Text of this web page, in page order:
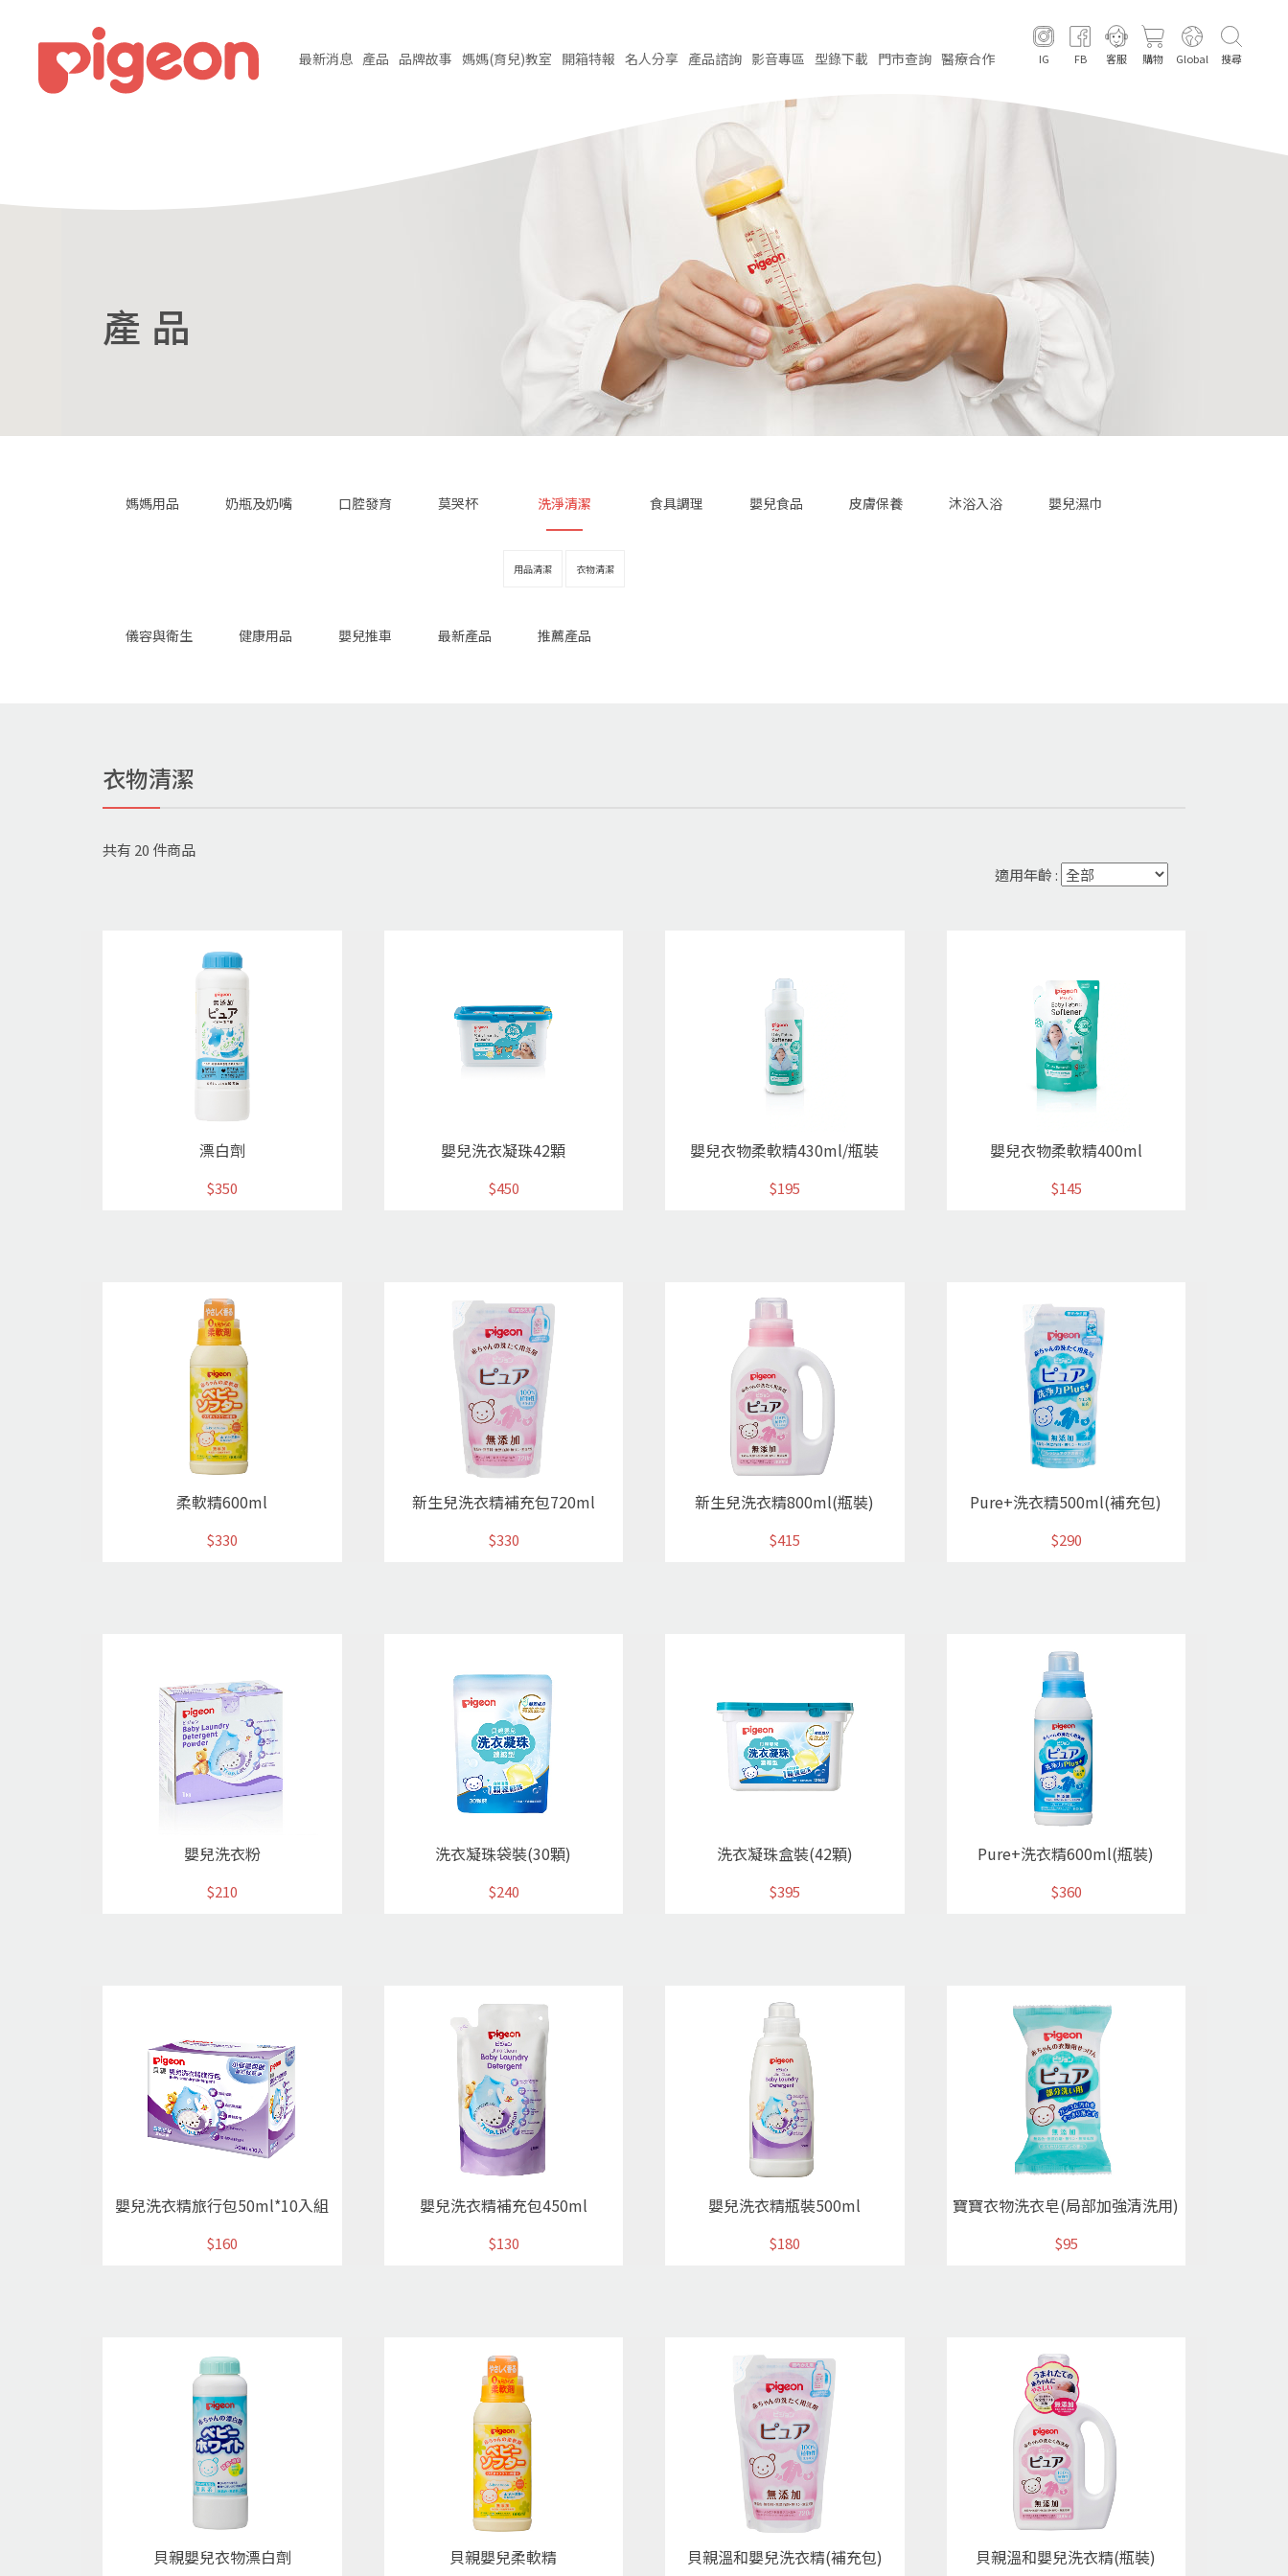
最新消息 產品 品牌故事 媽媽(育兒)教室 開箱特報 名人分享 產品諮詢 影音專區 型錄下載 門市查詢 醫療合作 IG FB 客服 購物 Global 搜尋
產 品
媽媽用品 奶瓶及奶嘴 口腔發育 莫哭杯 洗淨清潔
用品清潔 衣物清潔
食具調理 嬰兒食品 皮膚保養 沐浴入浴 嬰兒濕巾
儀容與衛生 健康用品 嬰兒推車 最新產品 推薦產品
衣物清潔
共有 20 件商品
適用年齡 :
漂白劑
$350
嬰兒洗衣凝珠42顆
$450
嬰兒衣物柔軟精430ml/瓶裝
$195
嬰兒衣物柔軟精400ml
$145
柔軟精600ml
$330
新生兒洗衣精補充包720ml
$330
新生兒洗衣精800ml(瓶裝)
$415
Pure+洗衣精500ml(補充包)
$290
嬰兒洗衣粉
$210
洗衣凝珠袋裝(30顆)
$240
洗衣凝珠盒裝(42顆)
$395
Pure+洗衣精600ml(瓶裝)
$360
嬰兒洗衣精旅行包50ml*10入組
$160
嬰兒洗衣精補充包450ml
$130
嬰兒洗衣精瓶裝500ml
$180
寶寶衣物洗衣皂(局部加強清洗用)
$95
貝親嬰兒衣物漂白劑 貝親嬰兒柔軟精 貝親溫和嬰兒洗衣精(補充包) 貝親溫和嬰兒洗衣精(瓶裝)